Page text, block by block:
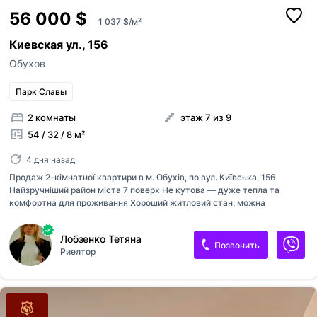
56 000 $ 1 037 $/м²
Киевская ул., 156
Обухов
Парк Славы
2 комнаты
54 / 32 / 8 м²
этаж 7 из 9
4 дня назад
Продаж 2-кімнатної квартири в м. Обухів, по вул. Київська, 156
Найзручніший район міста 7 поверх Не кутова — дуже тепла та
комфортна для проживання Хороший житловий стан, можна
для сім'ї: супермаркет АТБ поруч з будинком школа та дитячий садок
— всього 100 метрів зручна транспортна розв'язка та вся необхідна
інфраструктура поруч Квартира підходить як для власного
проживання, так і для інвестиції. Можливий продаж за державними
та банківськими програмами. Умови продажу: перший готівковий
внесок від 32 000 у.о.
Лобзенко Тетяна
Риелтор
Позвонить